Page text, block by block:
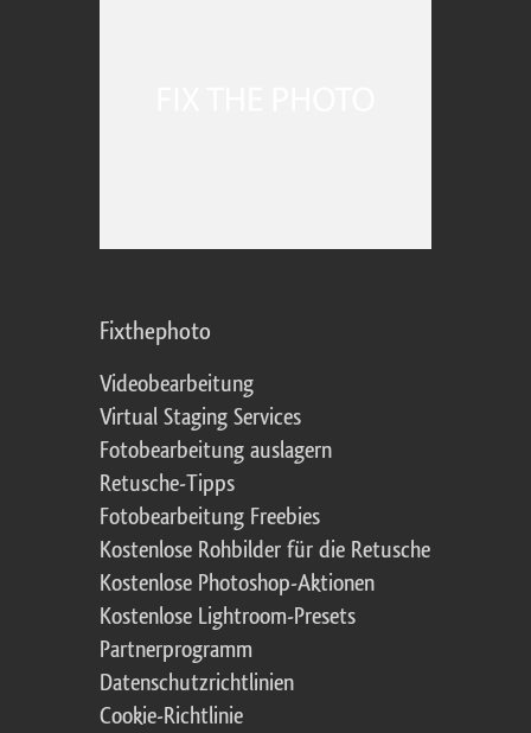
Fixthephoto
Videobearbeitung
Virtual Staging Services
Fotobearbeitung auslagern
Retusche-Tipps
Fotobearbeitung Freebies
Kostenlose Rohbilder für die Retusche
Kostenlose Photoshop-Aktionen
Kostenlose Lightroom-Presets
Partnerprogramm
Datenschutzrichtlinien
Cookie-Richtlinie